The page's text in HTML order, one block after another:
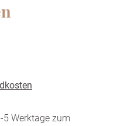
5 Werktage zum